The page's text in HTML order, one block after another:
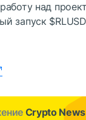
над
запуск $RLUSD
Crypto News